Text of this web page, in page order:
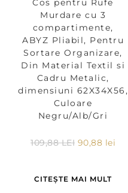
Cos pentru Rufe
Murdare cu 3
compartimente,
ABYZ Pliabil, Pentru
Sortare Organizare,
Din Material Textil si
Cadru Metalic,
dimensiuni 62X34X56,
Culoare
Negru/Alb/Gri
109,88LEI 90,88 lei
CITEȘTE MAI MULT